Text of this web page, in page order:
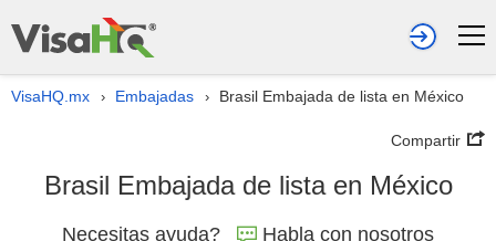
VisaHQ.mx › Embajadas › Brasil Embajada de lista en México
Compartir
Brasil Embajada de lista en México
Necesitas ayuda? Habla con nosotros